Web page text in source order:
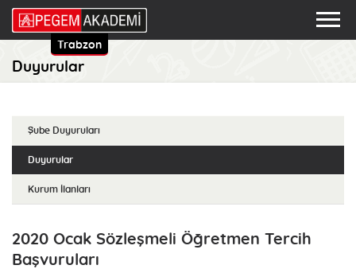
Trabzon
Duyurular
Şube Duyuruları
Duyurular
Kurum İlanları
2020 Ocak Sözleşmeli Öğretmen Tercih
Başvuruları